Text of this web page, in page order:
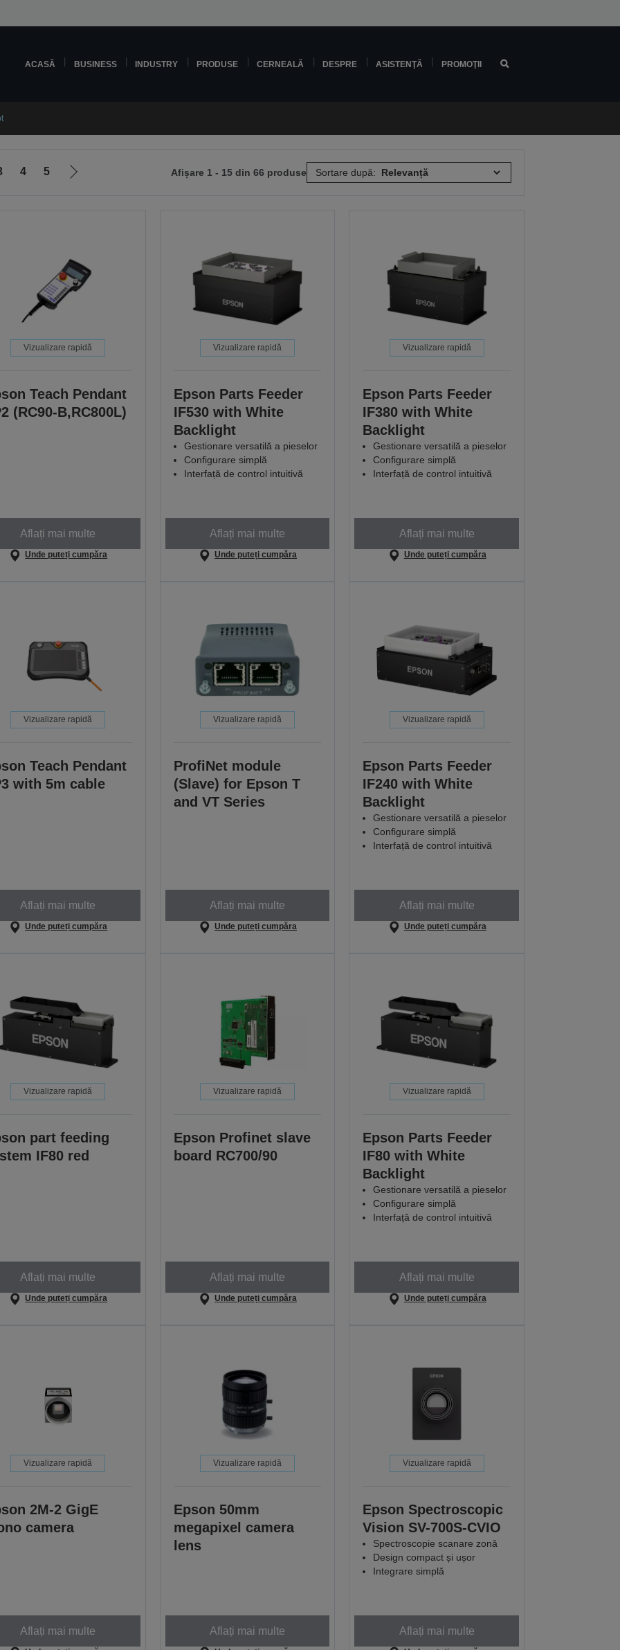
ACASĂ BUSINESS INDUSTRY PRODUSE CERNEALĂ DESPRE ASISTENŢĂ PROMOŢII
4 5
Mergi
Afișare 1 - 15 din 66 produse Sortare după:
Vizualizare rapidă
Teach Pendant
(RC90-B,RC800L)
Aflați mai multe
Unde puteți cumpăra
Vizualizare rapidă
Epson Parts Feeder
IF530 with White
Backlight
Gestionare versatilă a pieselor
Configurare simplă
Interfață de control intuitivă
Aflați mai multe
Unde puteți cumpăra
Vizualizare rapidă
Epson Parts Feeder
IF380 with White
Backlight
Gestionare versatilă a pieselor
Configurare simplă
Interfață de control intuitivă
Aflați mai multe
Unde puteți cumpăra
Vizualizare rapidă
Teach Pendant
with 5m cable
Aflați mai multe
Unde puteți cumpăra
Vizualizare rapidă
ProfiNet module
(Slave) for Epson T
and VT Series
Aflați mai multe
Unde puteți cumpăra
Vizualizare rapidă
Epson Parts Feeder
IF240 with White
Backlight
Gestionare versatilă a pieselor
Configurare simplă
Interfață de control intuitivă
Aflați mai multe
Unde puteți cumpăra
Vizualizare rapidă
part feeding
IF80 red
Aflați mai multe
Unde puteți cumpăra
Vizualizare rapidă
Epson Profinet slave
board RC700/90
Aflați mai multe
Unde puteți cumpăra
Vizualizare rapidă
Epson Parts Feeder
IF80 with White
Backlight
Gestionare versatilă a pieselor
Configurare simplă
Interfață de control intuitivă
Aflați mai multe
Unde puteți cumpăra
Vizualizare rapidă
2M-2 GigE
camera
Aflați mai multe
Vizualizare rapidă
Epson 50mm
megapixel camera
lens
Aflați mai multe
Vizualizare rapidă
Epson Spectroscopic
Vision SV-700S-CVIO
Spectroscopie scanare zonă
Design compact și ușor
Integrare simplă
Aflați mai multe